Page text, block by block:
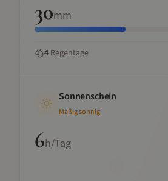
30mm
4 Regentage
Sonnenschein
Mäßig sonnig
6h/Tag